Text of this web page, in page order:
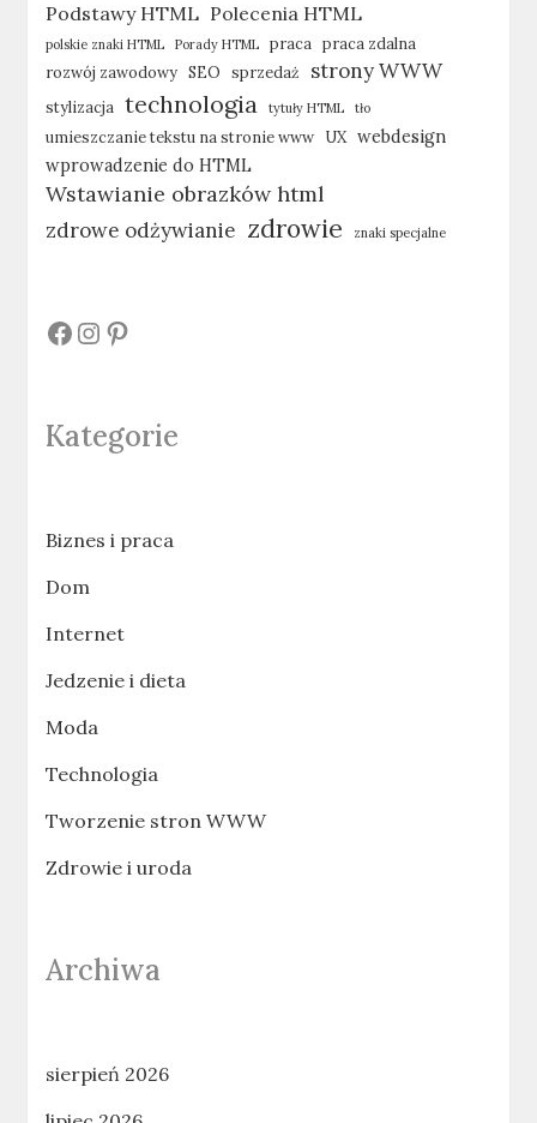
Podstawy HTML Polecenia HTML
polskie znaki HTML Porady HTML praca praca zdalna
rozwój zawodowy SEO sprzedaż strony WWW
stylizacja technologia tytuły HTML tło
umieszczanie tekstu na stronie www UX webdesign
wprowadzenie do HTML
Wstawianie obrazków html
zdrowe odżywianie zdrowie znaki specjalne
# # #
Kategorie
Biznes i praca
Dom
Internet
Jedzenie i dieta
Moda
Technologia
Tworzenie stron WWW
Zdrowie i uroda
Archiwa
sierpień 2026